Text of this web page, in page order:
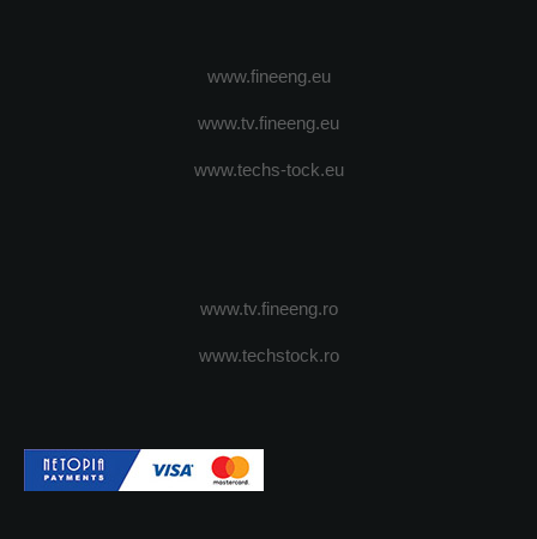
www.fineeng.eu
www.tv.fineeng.eu
www.techs-tock.eu
www.tv.fineeng.ro
www.techstock.ro